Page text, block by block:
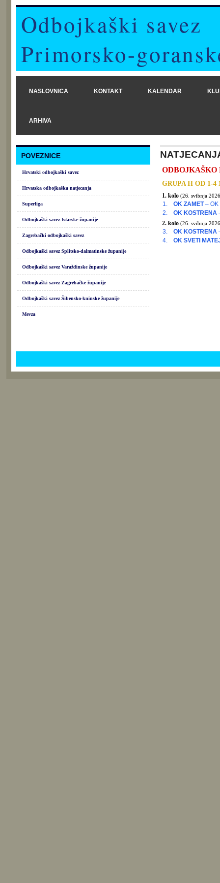
Odbojkaški savez
Primorsko-
NASLOVNICA KONTAKT KALENDAR
ARHIVA
POVEZNICE
Hrvatski odbojkaški savez
Hrvatska odbojkaška natjecanja
Superliga
Odbojkaški savez Istarske županije
Zagrebački odbojkaški savez
Odbojkaški savez Splitsko-dalmatinske županije
Odbojkaški savez Varaždinske županije
Odbojkaški savez Zagrebačke županije
Odbojkaški savez Šibensko-kninske županije
Mevza
ODBOJKAŠKO
GRUPA H OD 1-4
1. kolo (26. svibnja
1. OK ZAMET– OK
2.
OK KOSTRENA
2. kolo (26. svibnja
3. OK KOSTRENA
4.
OK SVETI